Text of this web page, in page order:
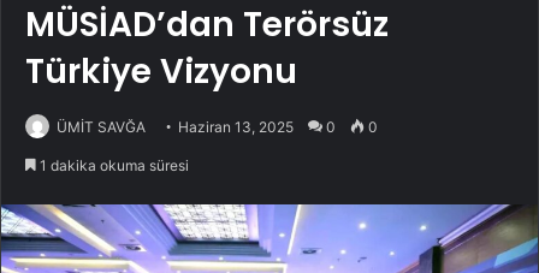
MÜSİAD’dan Terörsüz
Türkiye Vizyonu
ÜMİT SAVĞA Haziran 13, 2025 0 0
1 dakika okuma süresi